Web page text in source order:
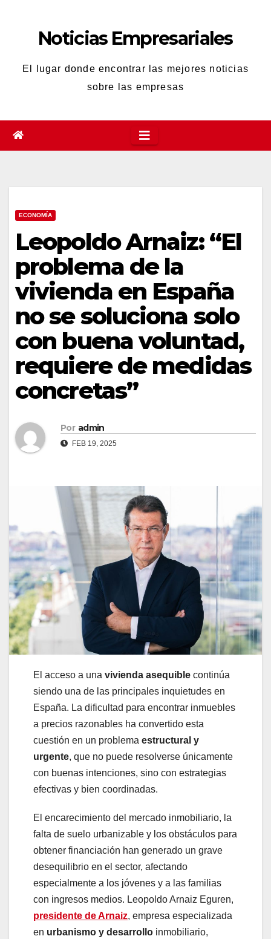
contenidoNoticias Empresariales
El lugar donde encontrar las mejores noticias
sobre las empresas
ECONOMÍA
Leopoldo Arnaiz: “El
problema de la
vivienda en España
no se soluciona solo
con buena voluntad,
requiere de medidas
concretas”
Por admin
FEB 19, 2025
El acceso a una vivienda asequible continúa
siendo una de las principales inquietudes en
España. La dificultad para encontrar inmuebles
a precios razonables ha convertido esta
cuestión en un problema estructural y
urgente, que no puede resolverse únicamente
con buenas intenciones, sino con estrategias
efectivas y bien coordinadas.
El encarecimiento del mercado inmobiliario, la
falta de suelo urbanizable y los obstáculos para
obtener financiación han generado un grave
desequilibrio en el sector, afectando
especialmente a los jóvenes y a las familias
con ingresos medios. Leopoldo Arnaiz Eguren,
presidente de Arnaiz, empresa especializada
en urbanismo y desarrollo inmobiliario,